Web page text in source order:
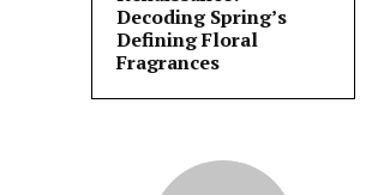
Decoding Spring’s
Defining Floral
Fragrances